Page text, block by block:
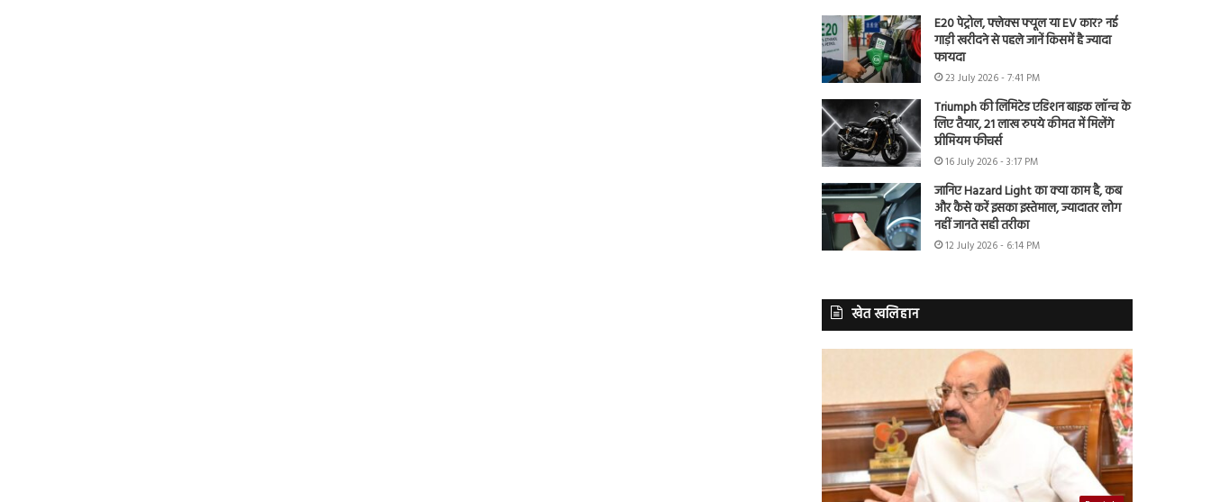
E20 पेट्रोल, फ्लेक्स फ्यूल या EV कार? नई
गाड़ी खरीदने से पहले जानें किसमें है ज्यादा
फायदा
23 July 2026 - 7:41 PM
Triumph की लिमिटेड एडिशन बाइक लॉन्च के
लिए तैयार, 21 लाख रुपये कीमत में मिलेंगे
प्रीमियम फीचर्स
16 July 2026 - 3:17 PM
जानिए Hazard Light का क्या काम है, कब
और कैसे करें इसका इस्तेमाल, ज्यादातर लोग
नहीं जानते सही तरीका
12 July 2026 - 6:14 PM
खेत खलिहान